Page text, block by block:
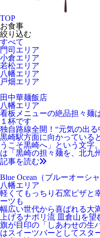
TOP
お食事
絞り込む
すべて
門司エリア
小倉エリア
若松エリア
八幡エリア
戸畑エリア
田中華麺飯店
八幡エリア
看板メニューの絶品担々麺
１杯です
独自路線全開！“元気の出
黒崎駅方面に向かっている
うこそ黒崎へ」という文字
は「黒崎の担々麺を、北
記事を読む
Blue Ocean（ブルーオーシャ
八幡エリア
軽くてもっちり石窯ピザと
ーツも
幅広い世代から喜ばれる大
上げるナポリ流 皿倉山を
旗が目印の「しあわせの生
はスイーツバーとしてス